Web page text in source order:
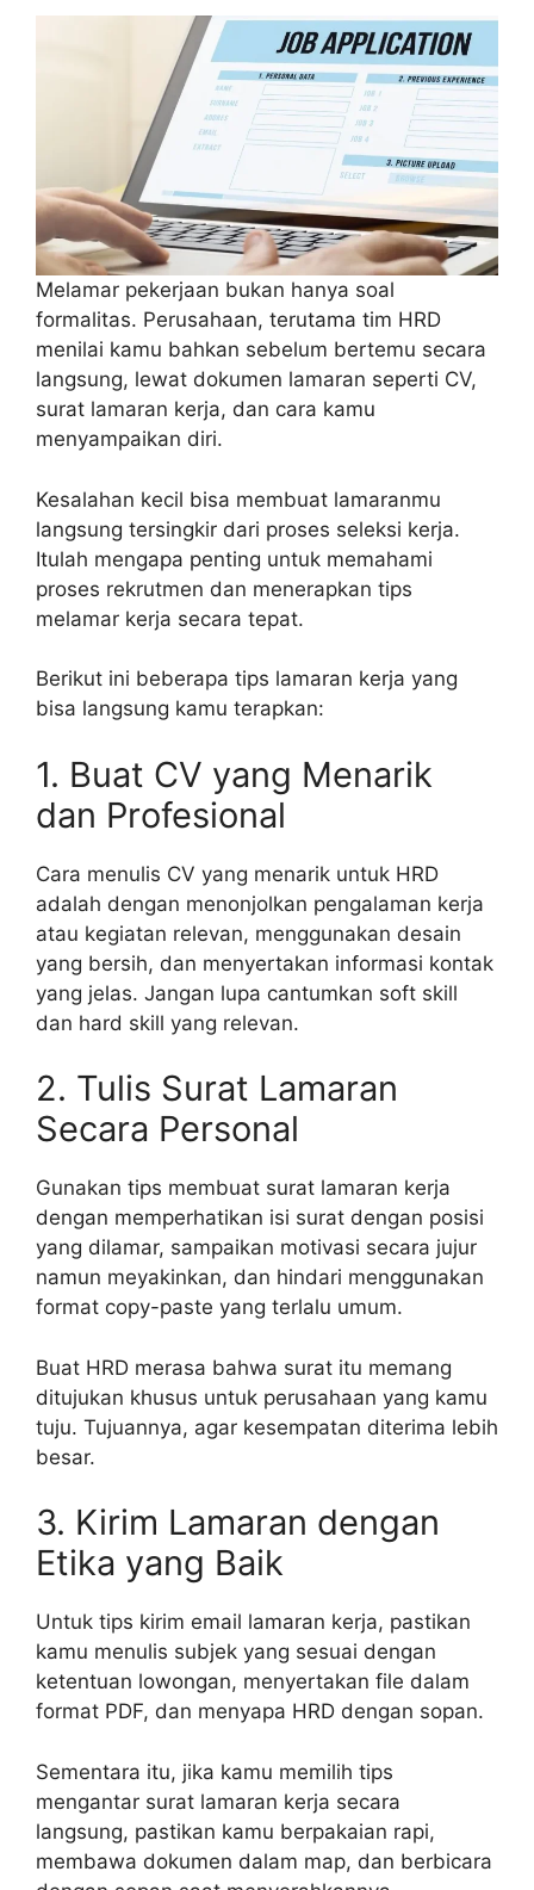
Melamar pekerjaan bukan hanya soal
formalitas. Perusahaan, terutama tim HRD
menilai kamu bahkan sebelum bertemu secara
langsung, lewat dokumen lamaran seperti CV,
surat lamaran kerja, dan cara kamu
menyampaikan diri.
Kesalahan kecil bisa membuat lamaranmu
langsung tersingkir dari proses seleksi kerja.
Itulah mengapa penting untuk memahami
proses rekrutmen dan menerapkan tips
melamar kerja secara tepat.
Berikut ini beberapa tips lamaran kerja yang
bisa langsung kamu terapkan:
1. Buat CV yang Menarik
dan Profesional
Cara menulis CV yang menarik untuk HRD
adalah dengan menonjolkan pengalaman kerja
atau kegiatan relevan, menggunakan desain
yang bersih, dan menyertakan informasi kontak
yang jelas. Jangan lupa cantumkan soft skill
dan hard skill yang relevan.
2. Tulis Surat Lamaran
Secara Personal
Gunakan tips membuat surat lamaran kerja
dengan memperhatikan isi surat dengan posisi
yang dilamar, sampaikan motivasi secara jujur
namun meyakinkan, dan hindari menggunakan
format copy-paste yang terlalu umum.
Buat HRD merasa bahwa surat itu memang
ditujukan khusus untuk perusahaan yang kamu
tuju. Tujuannya, agar kesempatan diterima lebih
besar.
3. Kirim Lamaran dengan
Etika yang Baik
Untuk tips kirim email lamaran kerja, pastikan
kamu menulis subjek yang sesuai dengan
ketentuan lowongan, menyertakan file dalam
format PDF, dan menyapa HRD dengan sopan.
Sementara itu, jika kamu memilih tips
mengantar surat lamaran kerja secara
langsung, pastikan kamu berpakaian rapi,
membawa dokumen dalam map, dan berbicara